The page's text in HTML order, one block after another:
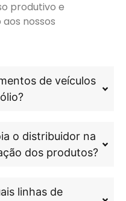
produtivo e
nossos
de veículos
o distribuidor na
dos produtos?
linhas de